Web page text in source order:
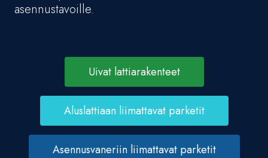
asennustavoille.
Uivat lattiarakenteet
Aluslattiaan liimattavat parketit
Asennusvaneriin liimattavat parketit